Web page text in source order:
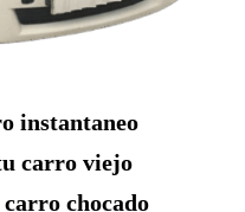
instantaneo
carro viejo
chocado